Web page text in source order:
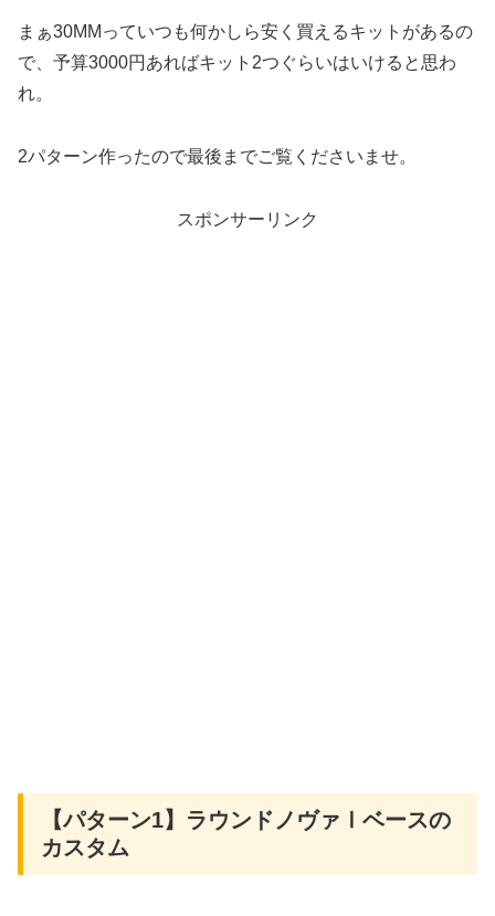
まぁ30MMっていつも何かしら安く買えるキットがあるの
で、予算3000円あればキット2つぐらいはいけると思わ
れ。
2パターン作ったので最後までご覧くださいませ。
スポンサーリンク
【パターン1】ラウンドノヴァⅠベースの
カスタム